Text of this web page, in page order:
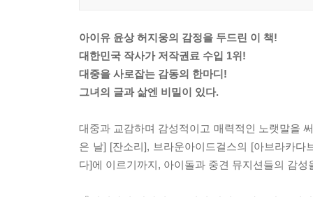
아이유 윤상 허지웅의 감정을 두드린 이 책!
대한민국 작사가 저작권료 수입 1위!
대중을 사로잡는 감동의 한마디!
그녀의 글과 삶엔 비밀이 있다.
대중과 교감하며 감성적이고 매력적인 노랫말을
은 날] [잔소리], 브라운아이드걸스의 [아브라카
다]에 이르기까지, 아이돌과 중견 뮤지션들의 감성